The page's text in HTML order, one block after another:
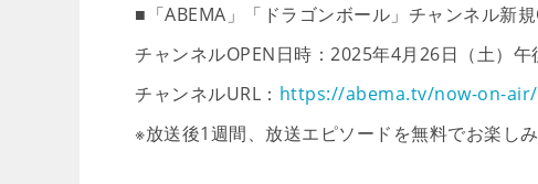
■「ABEMA」「ドラゴンボール」チャンネル新規
チャンネルOPEN日時：2025年4月26日（土）午
チャンネルURL： https://abema.tv/now-on-
※放送後1週間、放送エピソードを無料でお楽しみ